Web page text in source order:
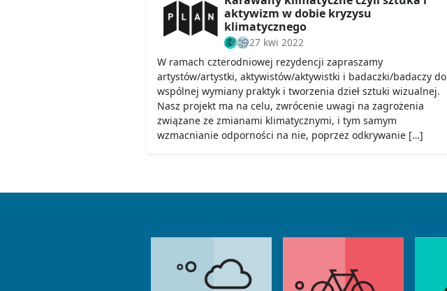
aktywizm w dobie kryzysu
klimatycznego
27 kwi 2022
W ramach czterodniowej rezydencji zapraszamy
artystów/artystki, aktywistów/aktywistki i badaczki/badaczy do
wspólnej wymiany praktyk i tworzenia dzieł sztuki wizualnej.
Nasz projekt ma na celu, zwrócenie uwagi na zagrożenia
związane ze zmianami klimatycznymi, i tym samym
wzmacnianie odporności na nie, poprzez odkrywanie […]